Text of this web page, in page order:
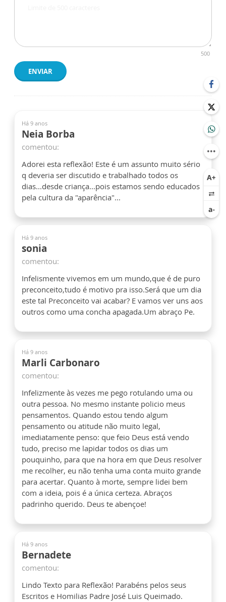
500
ENVIAR
Há 9 anos
Neia Borba
comentou:
Adorei esta reflexão! Este é um assunto muito sério
q deveria ser discutido e trabalhado todos os
dias...desde criança...pois estamos sendo educados
pela cultura da "aparência"...
Há 9 anos
sonia
comentou:
Infelismente vivemos em um mundo,que é de puro
preconceito,tudo é motivo pra isso.Será que um dia
este tal Preconceito vai acabar? E vamos ver uns aos
outros como uma concha apagada.Um abraço Pe.
Há 9 anos
Marli Carbonaro
comentou:
Infelizmente às vezes me pego rotulando uma ou
outra pessoa. No mesmo instante policio meus
pensamentos. Quando estou tendo algum
pensamento ou atitude não muito legal,
imediatamente penso: que feio Deus está vendo
tudo, preciso me lapidar todos os dias um
pouquinho, para que na hora em que Deus resolver
me recolher, eu não tenha uma conta muito grande
para acertar. Quanto à morte, sempre lidei bem
com a ideia, pois é a única certeza. Abraços
padrinho querido. Deus te abençoe!
Há 9 anos
Bernadete
comentou:
Lindo Texto para Reflexão! Parabéns pelos seus
Escritos e Homilias Padre José Luis Queimado.